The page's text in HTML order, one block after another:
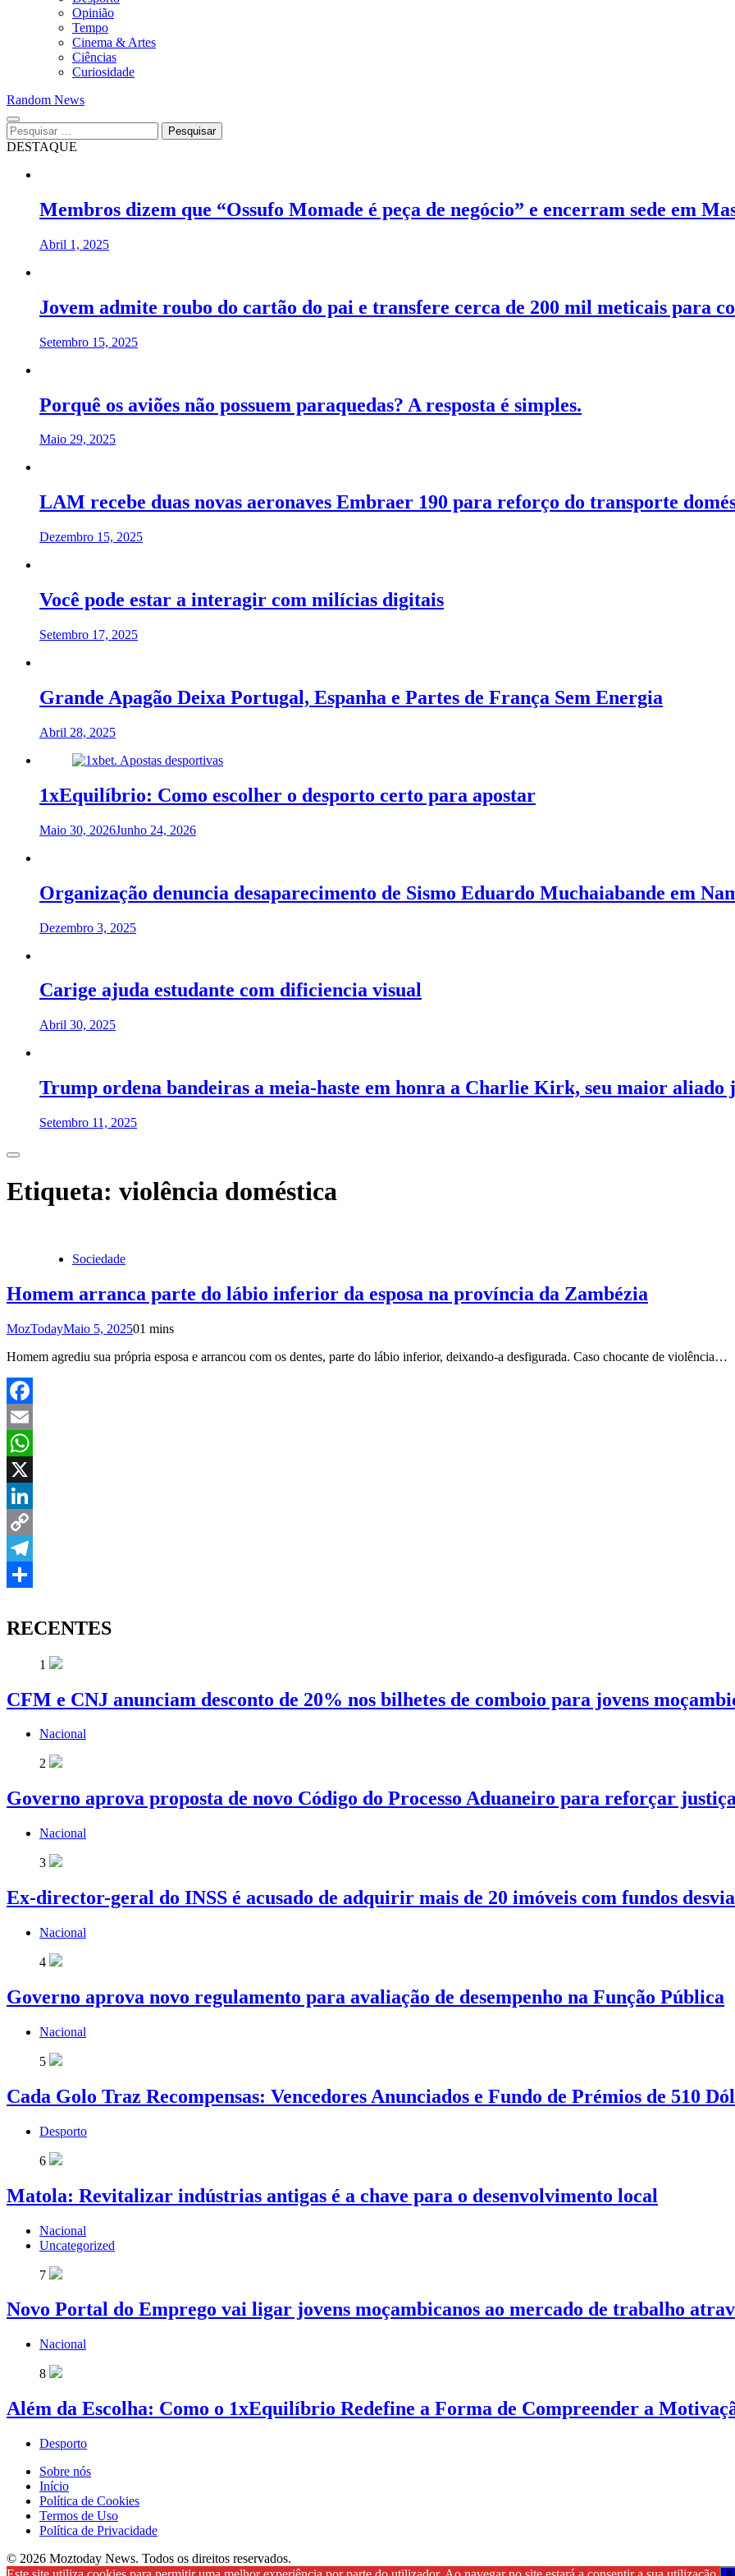
Opinião
Tempo
Cinema & Artes
Ciências
Curiosidade
Random News
Pesquisar
por:
DESTAQUE
Membros dizem que “Ossufo Momade é peça de negócio” e encerram sede em
Abril 1, 2025
Jovem admite roubo do cartão do pai e transfere cerca de 200 mil meticais para
Setembro 15, 2025
Porquê os aviões não possuem paraquedas? A resposta é simples.
Maio 29, 2025
LAM recebe duas novas aeronaves Embraer 190 para reforço do transporte
Dezembro 15, 2025
Você pode estar a interagir com milícias digitais
Setembro 17, 2025
Grande Apagão Deixa Portugal, Espanha e Partes de França Sem Energia
Abril 28, 2025
1xEquilíbrio: Como escolher o desporto certo para apostar
Maio 30, 2026Junho 24, 2026
Organização denuncia desaparecimento de Sismo Eduardo Muchaiabande em
Dezembro 3, 2025
Carige ajuda estudante com dificiencia visual
Abril 30, 2025
Trump ordena bandeiras a meia-haste em honra a Charlie Kirk, seu maior aliado
Setembro 11, 2025
Etiqueta: violência doméstica
Sociedade
Homem arranca parte do lábio inferior da esposa na província da Zambézia
MozTodayMaio 5, 202501 mins
Homem agrediu sua própria esposa e arrancou com os dentes, parte do lábio inferior, deixando-a desfigurada. Caso chocante de violência…
Facebook
Email
WhatsApp
X
LinkedIn
Copy
Link
Telegram
RECENTES
1
CFM e CNJ anunciam desconto de 20% nos bilhetes de comboio para jovens
Nacional
2
Governo aprova proposta de novo Código do Processo Aduaneiro para reforçar
Nacional
3
Ex-director-geral do INSS é acusado de adquirir mais de 20 imóveis com fundos
Nacional
4
Governo aprova novo regulamento para avaliação de desempenho na Função Pública
Nacional
5
Cada Golo Traz Recompensas: Vencedores Anunciados e Fundo de Prémios de 510
Desporto
6
Matola: Revitalizar indústrias antigas é a chave para o desenvolvimento local
Nacional
Uncategorized
7
Novo Portal do Emprego vai ligar jovens moçambicanos ao mercado de trabalho
Nacional
8
Além da Escolha: Como o 1xEquilíbrio Redefine a Forma de Compreender a
Desporto
Sobre nós
Início
Política de Cookies
Termos de Uso
Política de Privacidade
© 2026 Moztoday News. Todos os direitos reservados.